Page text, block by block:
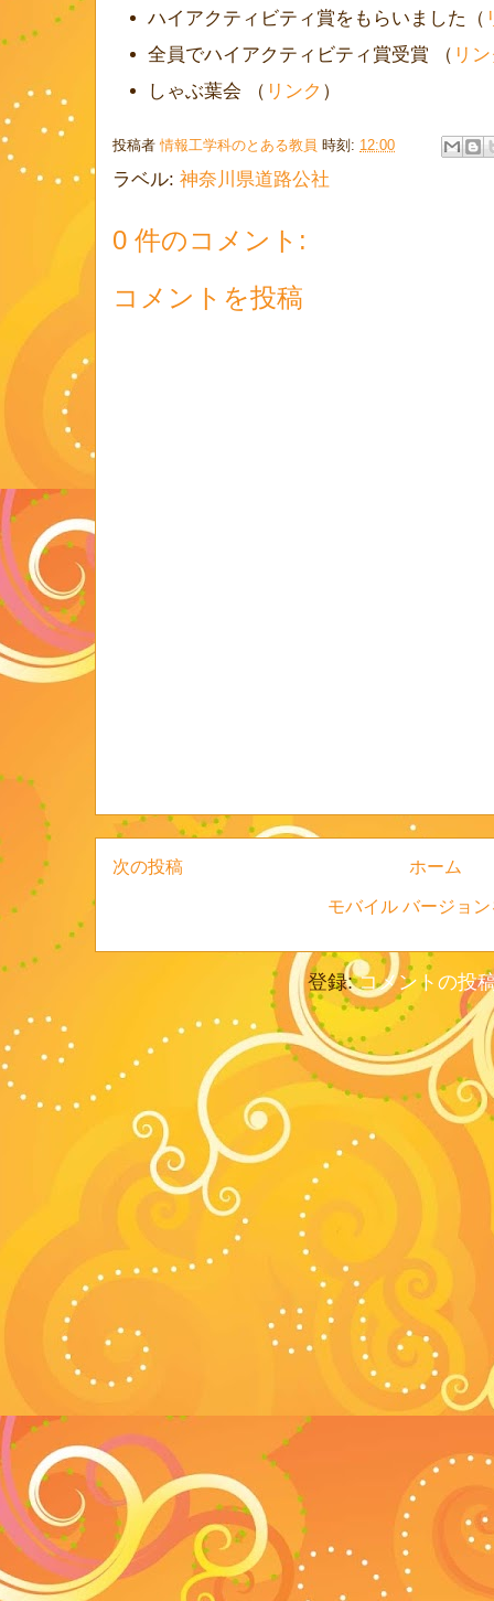
ハイアクティビティ賞をもらいました（
全員でハイアクティビティ賞受賞 （ リ
しゃぶ葉会 （ リンク ）
投稿者情報工学科のとある教員 時刻: 12:00
ラベル: 神奈川県道路公社
0 件のコメント:
コメントを投稿
次の投稿 ホーム
モバイル バージョ
登録:コメントの投